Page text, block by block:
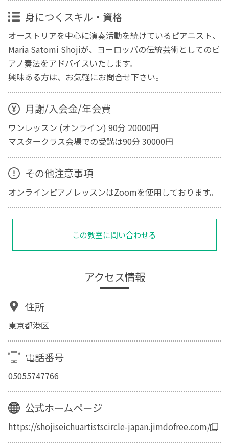
身につくスキル・資格
オーストリアを中心に演奏活動を続けているピアニスト、
Maria Satomi Shojiが、ヨーロッパの伝統芸術としてのピ
アノ奏法をアドバイスいたします。
興味ある方は、お気軽にお問合せ下さい。
月謝/入会金/年会費
ワンレッスン (オンライン) 90分 20000円
マスタークラス会場での受講は90分 30000円
その他注意事項
オンラインピアノレッスンはZoomを使用しております。
この教室に問い合わせる
アクセス情報
住所
東京都港区
電話番号
05055747766
公式ホームページ
https://shojiseichuartistscircle-japan.jimdofree.com/